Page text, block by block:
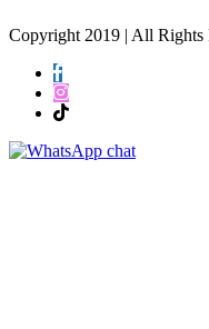
Copyright 2019 | All Rights